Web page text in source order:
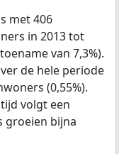
met 406
in 2013 tot
van 7,3%).
de hele periode
(0,55%).
volgt een
groeien bijna